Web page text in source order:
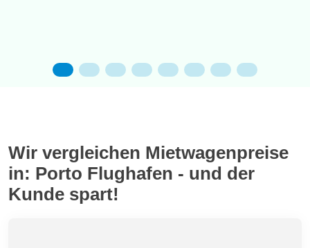
Wir vergleichen Mietwagenpreise
in: Porto Flughafen - und der
Kunde spart!